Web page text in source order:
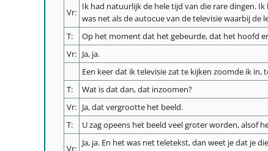
Vr:
Ik had natuurlijk de hele tijd van die rare dingen.
was net als de autocue van de televisie waarbij
T:
Op het moment dat het gebeurde, dat het hoofd
Vr: Ja, ja.
Een keer dat ik televisie zat te kijken zoomde ik
T:
Wat is dat dan, dat inzoomen?
Vr: Ja, dat vergrootte het beeld.
T:
U zag opeens het beeld veel groter worden, alsof
Vr:
Ja, ja. En het was net teletekst, dan weet je dat je